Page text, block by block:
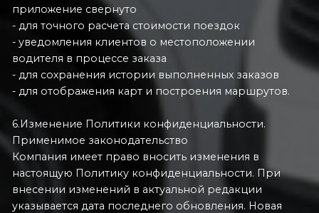
приложение свернуто
- для точного расчета стоимости поездок
- уведомления клиентов о местоположении
водителя в процессе заказа
- для сохранения истории выполненных заказов
- для отображения карт и построения маршрутов.
6.Изменение Политики конфиденциальности.
Применимое законодательство
Компания имеет право вносить изменения в
настоящую Политику конфиденциальности. При
внесении изменений в актуальной редакции
указывается дата последнего обновления. Новая